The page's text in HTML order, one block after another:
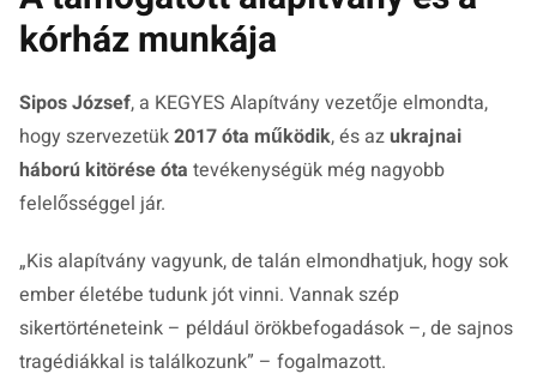
kórház munkája
Sipos József, a KEGYES Alapítvány vezetője elmondta,
hogy szervezetük2017 óta működik, és azukrajnai
háború kitörése óta tevékenységük még nagyobb
felelősséggel jár.
„Kis alapítvány vagyunk, de talán elmondhatjuk, hogy sok
ember életébe tudunk jót vinni. Vannak szép
sikertörténeteink – például örökbefogadások –, de sajnos
tragédiákkal is találkozunk” – fogalmazott.